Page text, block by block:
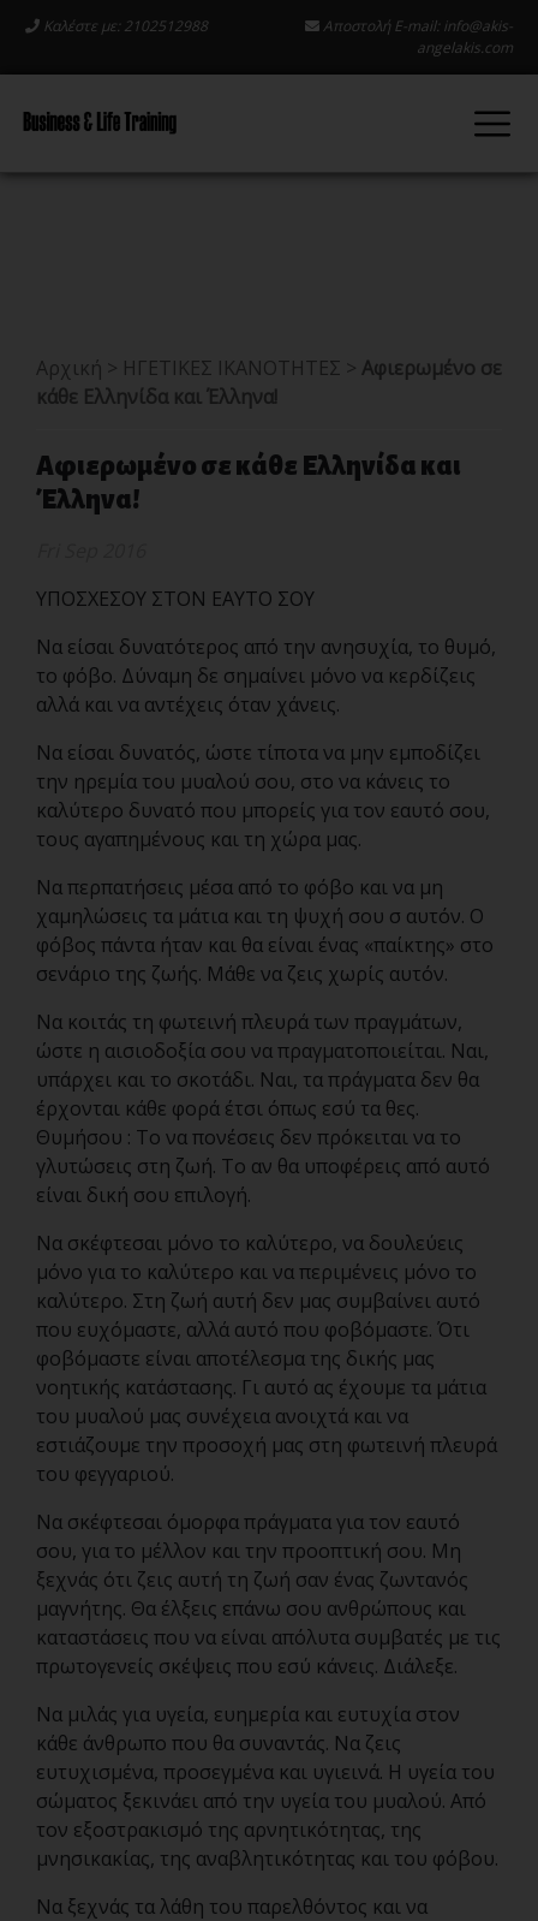
Καλέστε με: 2102512988 Αποστολή E-mail: info@akis-
angelakis.com
Αρχική > ΗΓΕΤΙΚΕΣ ΙΚΑΝΟΤΗΤΕΣ > Αφιερωμένο σε
κάθε Ελληνίδα και Έλληνα!
Αφιερωμένο σε κάθε Ελληνίδα και
Έλληνα!
ΥΠΟΣΧΕΣΟΥ ΣΤΟΝ ΕΑΥΤΟ ΣΟΥ
Να είσαι δυνατότερος από την ανησυχία, το θυμό,
το φόβο. Δύναμη δε σημαίνει μόνο να κερδίζεις
αλλά και να αντέχεις όταν χάνεις.
Να είσαι δυνατός, ώστε τίποτα να μην εμποδίζει
την ηρεμία του μυαλού σου, στο να κάνεις το
καλύτερο δυνατό που μπορείς για τον εαυτό σου,
τους αγαπημένους και τη χώρα μας.
Να περπατήσεις μέσα από το φόβο και να μη
χαμηλώσεις τα μάτια και τη ψυχή σου σ αυτόν. Ο
φόβος πάντα ήταν και θα είναι ένας «παίκτης» στο
σενάριο της ζωής. Μάθε να ζεις χωρίς αυτόν.
Να κοιτάς τη φωτεινή πλευρά των πραγμάτων,
ώστε η αισιοδοξία σου να πραγματοποιείται. Ναι,
υπάρχει και το σκοτάδι. Ναι, τα πράγματα δεν θα
έρχονται κάθε φορά έτσι όπως εσύ τα θες.
Θυμήσου : Το να πονέσεις δεν πρόκειται να το
γλυτώσεις στη ζωή. Το αν θα υποφέρεις από αυτό
είναι δική σου επιλογή.
Να σκέφτεσαι μόνο το καλύτερο, να δουλεύεις
μόνο για το καλύτερο και να περιμένεις μόνο το
καλύτερο. Στη ζωή αυτή δεν μας συμβαίνει αυτό
που ευχόμαστε, αλλά αυτό που φοβόμαστε. Ότι
φοβόμαστε είναι αποτέλεσμα της δικής μας
νοητικής κατάστασης. Γι αυτό ας έχουμε τα μάτια
του μυαλού μας συνέχεια ανοιχτά και να
εστιάζουμε την προσοχή μας στη φωτεινή πλευρά
του φεγγαριού.
Να σκέφτεσαι όμορφα πράγματα για τον εαυτό
σου, για το μέλλον και την προοπτική σου. Μη
ξεχνάς ότι ζεις αυτή τη ζωή σαν ένας ζωντανός
μαγνήτης. Θα έλξεις επάνω σου ανθρώπους και
καταστάσεις που να είναι απόλυτα συμβατές με τις
πρωτογενείς σκέψεις που εσύ κάνεις. Διάλεξε.
Να μιλάς για υγεία, ευημερία και ευτυχία στον
κάθε άνθρωπο που θα συναντάς. Να ζεις
ευτυχισμένα, προσεγμένα και υγιεινά. H υγεία του
σώματος ξεκινάει από την υγεία του μυαλού. Από
τον εξοστρακισμό της αρνητικότητας, της
μνησικακίας, της αναβλητικότητας και του φόβου.
Να ξεχνάς τα λάθη του παρελθόντος και να